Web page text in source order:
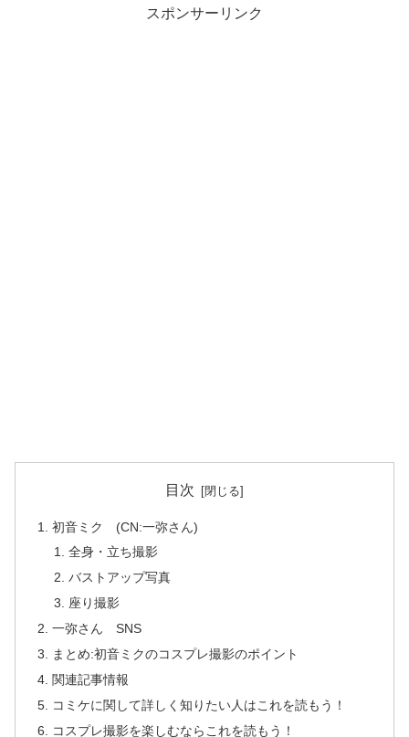
スポンサーリンク
目次
初音ミク (CN:一弥さん)
全身・立ち撮影
バストアップ写真
座り撮影
一弥さん SNS
まとめ:初音ミクのコスプレ撮影のポイント
関連記事情報
コミケに関して詳しく知りたい人はこれを読もう！
コスプレ撮影を楽しむならこれを読もう！